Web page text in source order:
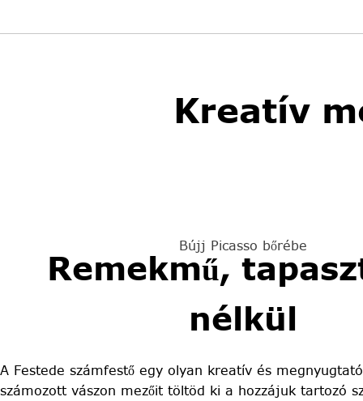
Kreatív
Bújj Picasso bőrébe
Remekmű,
nélkül
A Festede számfestő egy olyan kreatív és
számozott vászon mezőit töltöd ki a hozzájuk tartozó